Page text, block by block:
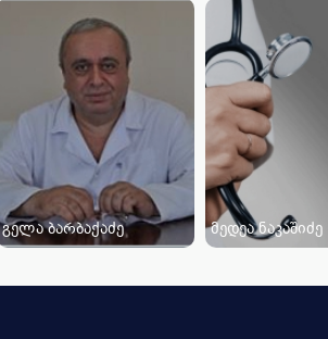
გელა ბარბაქაძე მედეა ნაკაშიძე